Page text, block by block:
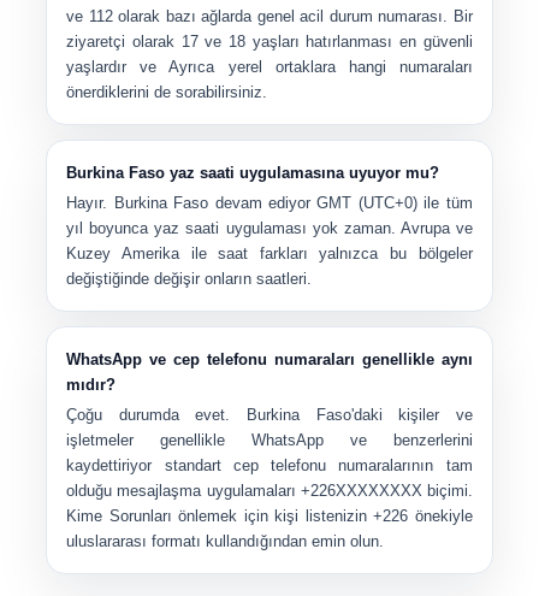
ve 112olarak bazı ağlarda genel acil durum numarası. Bir
ziyaretçi olarak 17 ve 18 yaşları hatırlanması en güvenli
yaşlardır ve Ayrıca yerel ortaklara hangi numaraları
önerdiklerini de sorabilirsiniz.
Burkina Faso yaz saati uygulamasına uyuyor mu?
Hayır. Burkina Faso devam ediyorGMT (UTC+0)ile tüm
yıl boyuncayaz saati uygulaması yok zaman. Avrupa ve
Kuzey Amerika ile saat farkları yalnızca bu bölgeler
değiştiğinde değişir onların saatleri.
WhatsApp ve cep telefonu numaraları genellikle aynı
mıdır?
Çoğu durumda evet. Burkina Faso'daki kişiler ve
işletmeler genellikle WhatsApp ve benzerlerini
kaydettiriyor standart cep telefonu numaralarının tam
olduğu mesajlaşma uygulamaları +226XXXXXXXX biçimi.
Kime Sorunları önlemek için kişi listenizin +226 önekiyle
uluslararası formatı kullandığından emin olun.